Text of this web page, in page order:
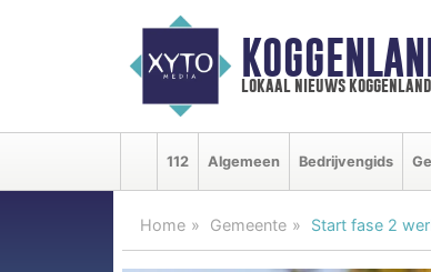
lokaal nieuws koggenland
112 Algemeen Bedrijvengids
Home Gemeente Start fase 2